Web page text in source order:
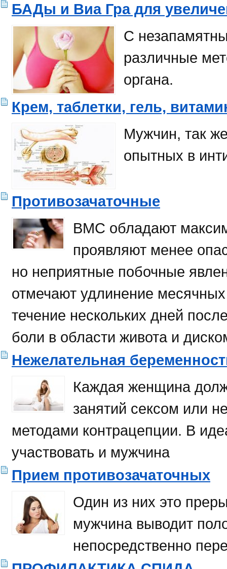
БАДы и Виа Гра для
С
различные
органа.
Крем, таблетки, гель,
Мужчин, так
опытных в
Противозачаточные
ВМС обладают
проявляют менее
но неприятные побочные
отмечают удлинение
течение нескольких дней
боли в области живота и
Нежелательная
Каждая женщина
занятий сексом или
методами контрацепции. В
участ­вовать и мужчина
Прием противозачаточных
Один из них это
мужчина выводит
непосредственно